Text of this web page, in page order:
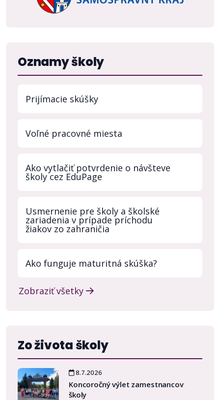
Oznamy školy
Prijímacie skúšky
Voľné pracovné miesta
Ako vytlačiť potvrdenie o návšteve
školy cez EduPage
Usmernenie pre školy a školské
zariadenia v prípade príchodu
žiakov zo zahraničia
Ako funguje maturitná skúška?
Zobraziť všetky
Zo života školy
8.7.2026
Koncoročný výlet zamestnancov
školy